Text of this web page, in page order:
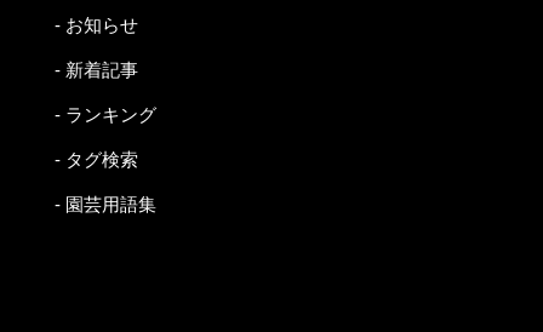
- お知らせ
- 新着記事
- ランキング
- タグ検索
- 園芸用語集